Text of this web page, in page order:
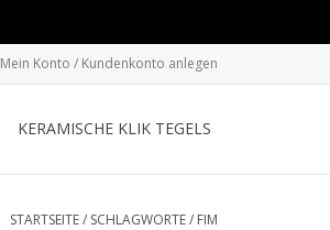
Mein Konto / Kundenkonto anlegen
KERAMISCHE KLIK TEGELS
STARTSEITE/ SCHLAGWORTE/ FIM